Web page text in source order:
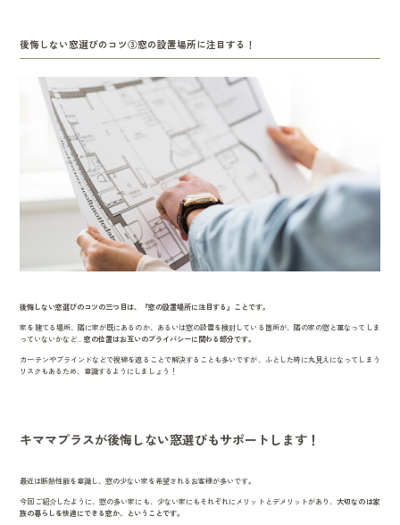
後悔しない窓選びのコツ③窓の設置場所に注目する！
後悔しない窓選びのコツの三つ目は、『窓の設置場所に注目する』ことです。
家を建てる場所、隣に家が既にあるのか、あるいは窓の設置を検討している箇所が、隣の家の窓と重なってしま
っていないかなど...窓の位置はお互いのプライバシーに関わる部分です。
カーテンやブラインドなどで視線を遮ることで解決することも多いですが、ふとした時に丸見えになってしまう
リスクもあるため、意識するようにしましょう！
キママプラスが後悔しない窓選びもサポートします！
最近は断熱性能を意識し、窓の少ない家を希望されるお客様が多いです。
今回ご紹介したように、窓の多い家にも、少ない家にもそれぞれにメリットとデメリットがあり、大切なのは家
族の暮らしを快適にできる窓か、ということです。